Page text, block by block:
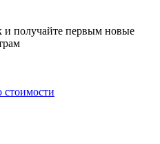
и получайте первым новые
стоимости